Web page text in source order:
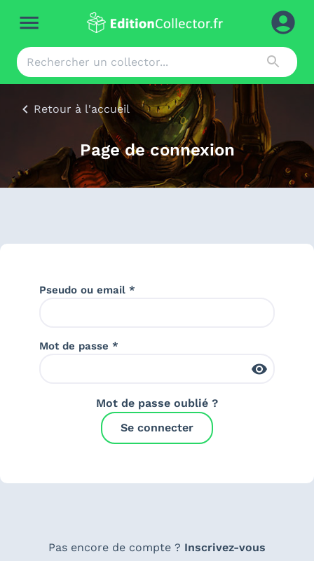
Retour à l'accueil
Page de connexion
Pseudo ou email *
Mot de passe *
Mot de passe oublié ?
Se connecter
Pas encore de compte ? Inscrivez-vous